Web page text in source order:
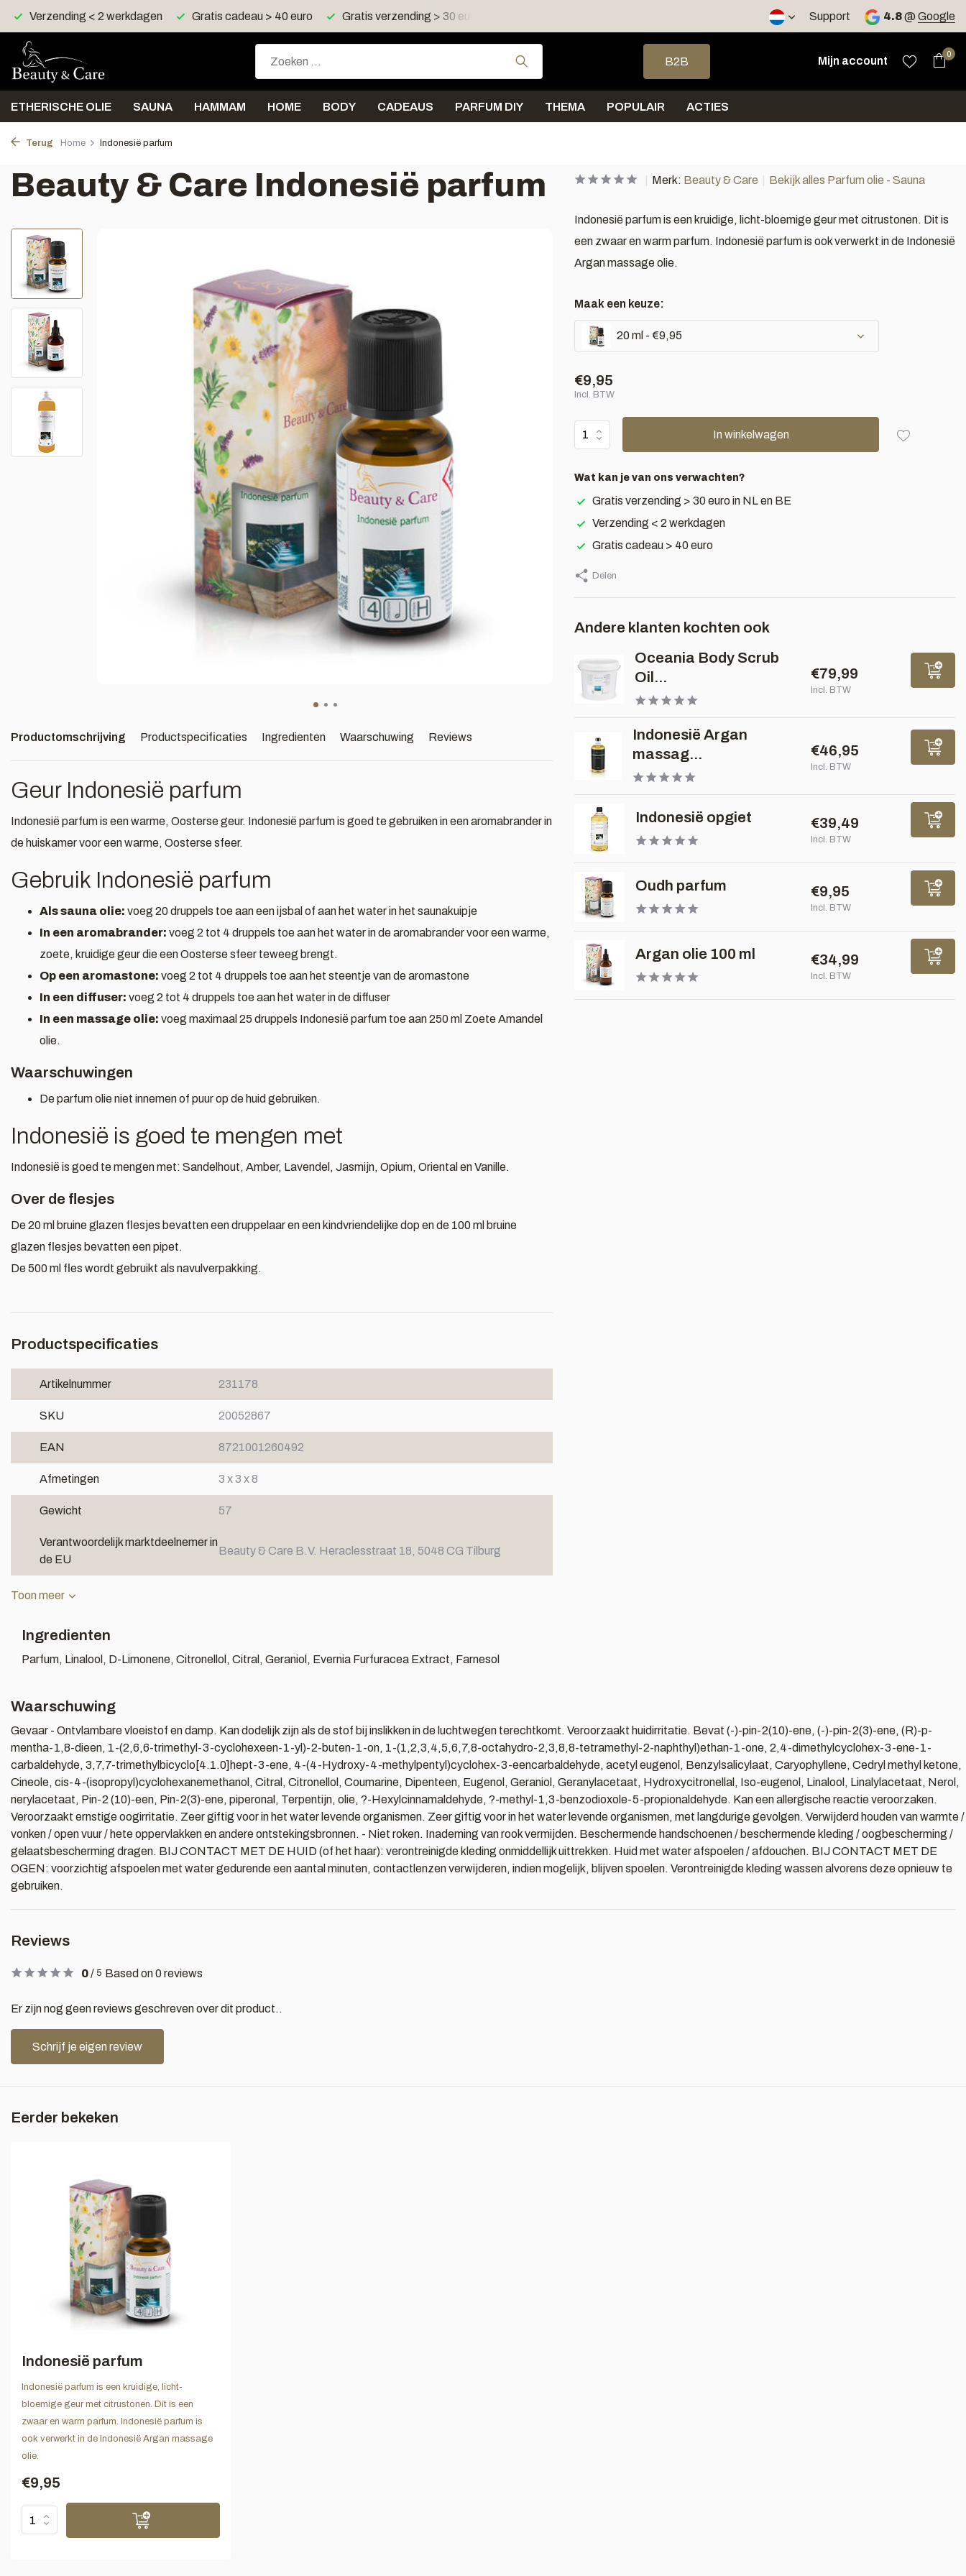
Gratis cadeau > 40 euro Gratis verzending > 30 euro in NL en BE Verzending < 2 werkdagen Support 4.8@ Google
Gebruik de pijltjes op en neer om een beschikbaar resultaat te selecteren. Druk
B2B
Mijn account
0
ETHERISCHE OLIE SAUNA HAMMAM HOME BODY CADEAUS PARFUM DIY THEMA POPULAIR ACTIES
Terug Home Indonesië parfum
Beauty & Care Indonesië parfum
Productomschrijving Productspecificaties Ingredienten Waarschuwing Reviews
Geur Indonesië parfum
Indonesië parfum is een warme, Oosterse geur. Indonesië parfum is goed te gebruiken in een aromabrander in
de huiskamer voor een warme, Oosterse sfeer.
Gebruik Indonesië parfum
Als sauna olie: voeg 20 druppels toe aan een ijsbal of aan het water in het saunakuipje
In een aromabrander: voeg 2 tot 4 druppels toe aan het water in de aromabrander voor een warme,
zoete, kruidige geur die een Oosterse sfeer teweeg brengt.
Op een aromastone: voeg 2 tot 4 druppels toe aan het steentje van de aromastone
In een diffuser: voeg 2 tot 4 druppels toe aan het water in de diffuser
In een massage olie: voeg maximaal 25 druppels Indonesië parfum toe aan 250 ml Zoete Amandel
olie.
Waarschuwingen
De parfum olie niet innemen of puur op de huid gebruiken.
Indonesië is goed te mengen met
Indonesië is goed te mengen met: Sandelhout, Amber, Lavendel, Jasmijn, Opium, Oriental en Vanille.
Over de flesjes
De 20 ml bruine glazen flesjes bevatten een druppelaar en een kindvriendelijke dop en de 100 ml bruine
glazen flesjes bevatten een pipet.
De 500 ml fles wordt gebruikt als navulverpakking.
Productspecificaties
Artikelnummer 231178
SKU 20052867
EAN 8721001260492
Afmetingen 3 x 3 x 8
Gewicht 57
Verantwoordelijk marktdeelnemer in
de EU
Beauty & Care B.V. Heraclesstraat 18, 5048 CG Tilburg
Toon meer
Merk: Beauty & Care Bekijk alles Parfum olie - Sauna
Indonesië parfum is een kruidige, licht-bloemige geur met citrustonen. Dit is
een zwaar en warm parfum. Indonesië parfum is ook verwerkt in de Indonesië
Argan massage olie.
Maak een keuze:
20 ml - €9,95
€9,95
Incl. BTW
In winkelwagen
Wat kan je van ons verwachten?
Gratis verzending > 30 euro in NL en BE
Verzending < 2 werkdagen
Gratis cadeau > 40 euro
Delen
Andere klanten kochten ook
Oceania Body Scrub
Oil...
€79,99
Incl. BTW
Indonesië Argan
massag...
€46,95
Incl. BTW
Indonesië opgiet €39,49
Incl. BTW
Oudh parfum €9,95
Incl. BTW
Argan olie 100 ml €34,99
Incl. BTW
Ingredienten
Parfum, Linalool, D-Limonene, Citronellol, Citral, Geraniol, Evernia Furfuracea Extract, Farnesol
Waarschuwing
Gevaar - Ontvlambare vloeistof en damp. Kan dodelijk zijn als de stof bij inslikken in de luchtwegen terechtkomt. Veroorzaakt huidirritatie. Bevat (-)-pin-2(10)-ene, (-)-pin-2(3)-ene, (R)-p-
mentha-1,8-dieen, 1-(2,6,6-trimethyl-3-cyclohexeen-1-yl)-2-buten-1-on, 1-(1,2,3,4,5,6,7,8-octahydro-2,3,8,8-tetramethyl-2-naphthyl)ethan-1-one, 2,4-dimethylcyclohex-3-ene-1-
carbaldehyde, 3,7,7-trimethylbicyclo[4.1.0]hept-3-ene, 4-(4-Hydroxy-4-methylpentyl)cyclohex-3-eencarbaldehyde, acetyl eugenol, Benzylsalicylaat, Caryophyllene, Cedryl methyl ketone,
Cineole, cis-4-(isopropyl)cyclohexanemethanol, Citral, Citronellol, Coumarine, Dipenteen, Eugenol, Geraniol, Geranylacetaat, Hydroxycitronellal, Iso-eugenol, Linalool, Linalylacetaat, Nerol,
nerylacetaat, Pin-2 (10)-een, Pin-2(3)-ene, piperonal, Terpentijn, olie, ?-Hexylcinnamaldehyde, ?-methyl-1,3-benzodioxole-5-propionaldehyde. Kan een allergische reactie veroorzaken.
Veroorzaakt ernstige oogirritatie. Zeer giftig voor in het water levende organismen. Zeer giftig voor in het water levende organismen, met langdurige gevolgen. Verwijderd houden van warmte /
vonken / open vuur / hete oppervlakken en andere ontstekingsbronnen. - Niet roken. Inademing van rook vermijden. Beschermende handschoenen / beschermende kleding / oogbescherming /
gelaatsbescherming dragen. BIJ CONTACT MET DE HUID (of het haar): verontreinigde kleding onmiddellijk uittrekken. Huid met water afspoelen / afdouchen. BIJ CONTACT MET DE
OGEN: voorzichtig afspoelen met water gedurende een aantal minuten, contactlenzen verwijderen, indien mogelijk, blijven spoelen. Verontreinigde kleding wassen alvorens deze opnieuw te
gebruiken.
Reviews
0/ 5 Based on 0 reviews
Er zijn nog geen reviews geschreven over dit product..
Schrijf je eigen review
Eerder bekeken
Indonesië parfum
Indonesië parfum is een kruidige, licht-
bloemige geur met citrustonen. Dit is een
zwaar en warm parfum. Indonesië parfum is
ook verwerkt in de Indonesië Argan massage
olie.
€9,95